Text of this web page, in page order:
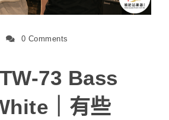
0 Comments
73 Bass
｜有些